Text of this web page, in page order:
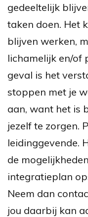
gedeeltelijk
taken doen. Het
blijven werken,
lichamelijk en/of
geval is het
stoppen met je
aan, want het is
jezelf te zorgen.
leidinggevende.
de
integratieplan
Neem dan
jou daarbij kan